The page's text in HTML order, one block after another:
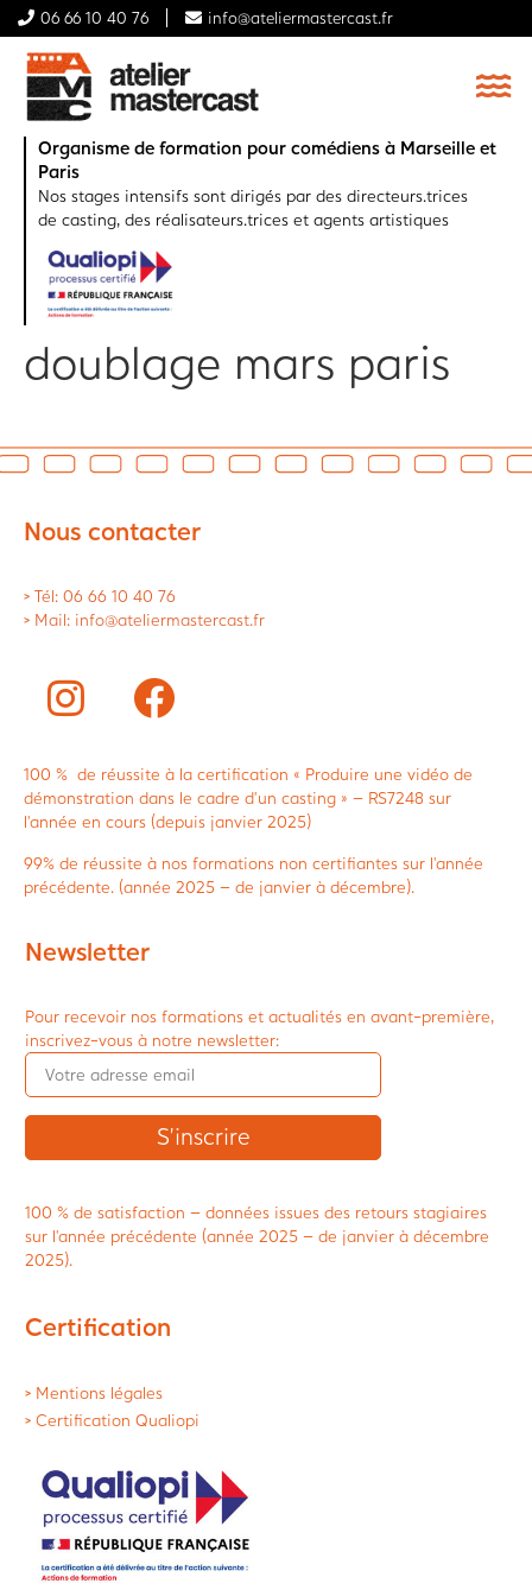
06 66 10 40 76 info@ateliermastercast.fr
Organisme de formation pour comédiens à Marseille et
Paris
Nos stages intensifs sont dirigés par des directeurs.trices
de casting, des réalisateurs.trices et agents artistiques
doublage mars paris
Nous contacter
> Tél: 06 66 10 40 76
> Mail: info@ateliermastercast.fr
100 % de réussite à la certification « Produire une vidéo de
démonstration dans le cadre d’un casting » – RS7248 sur
l’année en cours (depuis janvier 2025)
99% de réussite à nos formations non certifiantes sur l’année
précédente. (année 2025 – de janvier à décembre).
Newsletter
Pour recevoir nos formations et actualités en avant-première,
inscrivez-vous à notre newsletter:
100 % de satisfaction – données issues des retours stagiaires
sur l’année précédente (année 2025 – de janvier à décembre
2025).
Certification
> Mentions légales
> Certification Qualiopi